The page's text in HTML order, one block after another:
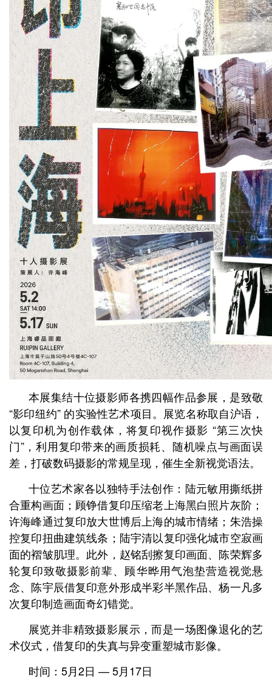
本展集结十位摄影师各携四幅作品参展，是致敬
“影印纽约” 的实验性艺术项目。展览名称取自沪语，
以复印机为创作载体，将复印视作摄影 “第三次快
门”，利用复印带来的画质损耗、随机噪点与画面误
差，打破数码摄影的常规呈现，催生全新视觉语法。
十位艺术家各以独特手法创作：陆元敏用撕纸拼
合重构画面；顾铮借复印压缩老上海黑白照片灰阶；
许海峰通过复印放大世博后上海的城市情绪；朱浩操
控复印扭曲建筑线条；陆宇清以复印强化城市空寂画
面的褶皱肌理。此外，赵铭刮擦复印画面、陈荣辉多
轮复印致敬摄影前辈、顾华晔用气泡垫营造视觉悬
念、陈宇辰借复印意外形成半彩半黑作品、杨一凡多
次复印制造画面奇幻错觉。
展览并非精致摄影展示，而是一场图像退化的艺
术仪式，借复印的失真与异变重塑城市影像。
时间：5月2日 — 5月17日